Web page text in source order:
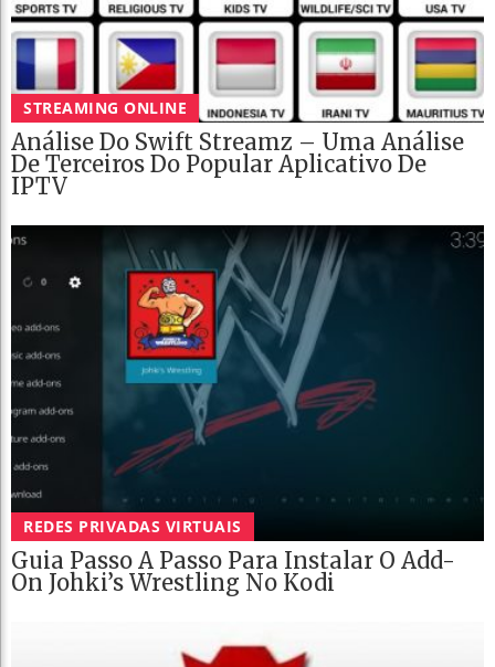
STREAMING ONLINE
Análise Do Swift Streamz – Uma Análise
De Terceiros Do Popular Aplicativo De
IPTV
REDES PRIVADAS VIRTUAIS
Guia Passo A Passo Para Instalar O Add-
On Johki’s Wrestling No Kodi